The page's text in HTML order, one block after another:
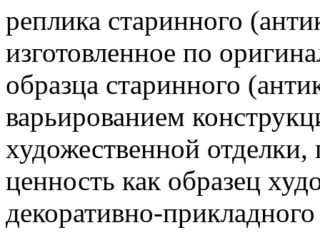
реплика старинного
изготовленное по
образца старинного
варьированием
художественной
ценность как образец
декоративно-прикладного